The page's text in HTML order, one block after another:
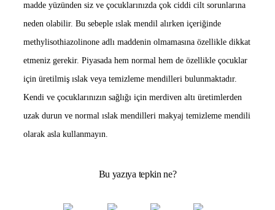
madde yüzünden siz ve çocuklarınızda çok ciddi cilt sorunlarına
neden olabilir. Bu sebeple ıslak mendil alırken içeriğinde
methylisothiazolinone adlı maddenin olmamasına özellikle dikkat
etmeniz gerekir. Piyasada hem normal hem de özellikle çocuklar
için üretilmiş ıslak veya temizleme mendilleri bulunmaktadır.
Kendi ve çocuklarınızın sağlığı için merdiven altı üretimlerden
uzak durun ve normal ıslak mendilleri makyaj temizleme mendili
olarak asla kullanmayın.
Bu yazıya tepkin ne?